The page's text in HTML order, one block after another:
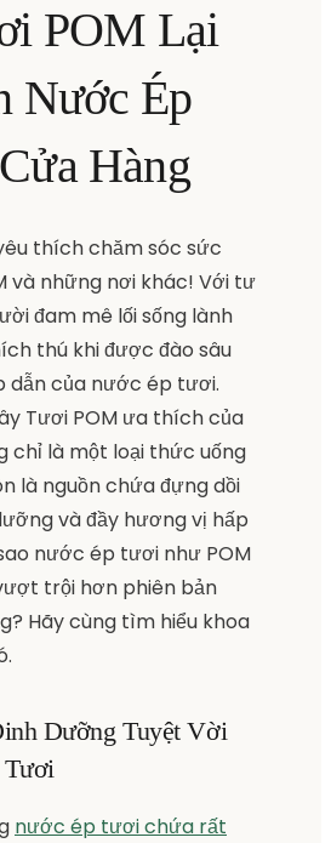
POM Lại
Nước Ép
Hàng
thích chăm sóc sức
và những nơi khác! Với tư
đam mê lối sống lành
thú khi được đào sâu
dẫn của nước ép tươi.
Tươi POM ưa thích của
chỉ là một loại thức uống
là nguồn chứa đựng dồi
và đầy hương vị hấp
nước ép tươi như POM
trội hơn phiên bản
Hãy cùng tìm hiểu khoa
Dưỡng Tuyệt Vời
Tươi
nước ép tươi chứa rất